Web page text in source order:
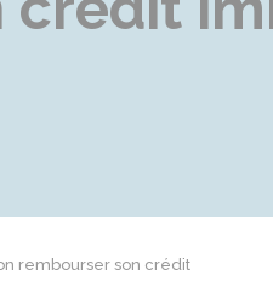
rembourser son crédit